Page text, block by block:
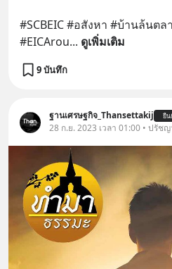
#SCBEIC #อสังหา #บ้านล้นตล
#EICArou... ดูเพิ่มเติม
9 บันทึก
ฐานเศรษฐกิจ_Thansettakij ยื
28 ก.ย. 2023 เวลา 01:00 • ปรัชญ